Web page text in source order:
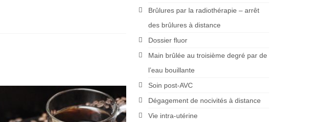
Brûlures par la radiothérapie – arrêt
des brûlures à distance
Dossier fluor
Main brûlée au troisième degré par de
l’eau bouillante
Soin post-AVC
Dégagement de nocivités à distance
Vie intra-utérine